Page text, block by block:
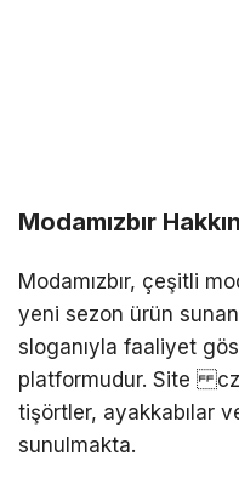
Modamızbır
Modamızbır, çeşitli
yeni sezon ürün
sloganıyla faaliyet
platformudur. Site
tişörtler, ayakkabılar
sunulmakta.